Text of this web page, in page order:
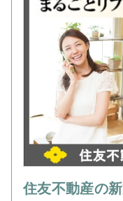
住友不動産の